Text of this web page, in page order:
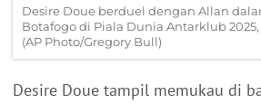
Desire Doue berduel dengan Allan
Botafogo di Piala Dunia Antarklub 2025,
(AP Photo/Gregory Bull)
Desire Doue tampil memukau di